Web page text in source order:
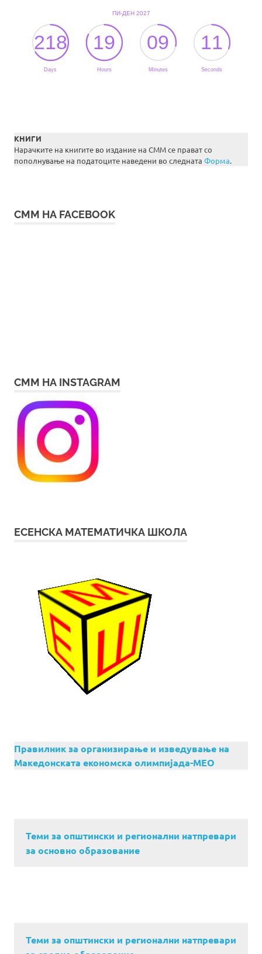
КНИГИ
Нарачките на книгите во издание на СММ се прават со
пополнување на податоците наведени во следната Форма.
СММ НА FACEBOOK
СММ НА INSTAGRAM
ЕСЕНСКА МАТЕМАТИЧКА ШКОЛА
Правилник за организирање и изведување на
Македонската економска олимпијада-МЕО
Теми за општински и регионални натпревари
за основно образование
Теми за општински и регионални натпревари